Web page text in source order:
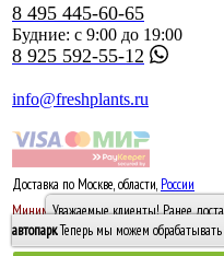
8 495 445-60-65
Будние: с 9:00 до 19:00
8 925 592-55-12
info@freshplants.ru
Доставка по Москве, области, России
Минимальный заказ -10 0005000
Уважаемые клиенты! Ранее
автопарк. Теперь мы можем